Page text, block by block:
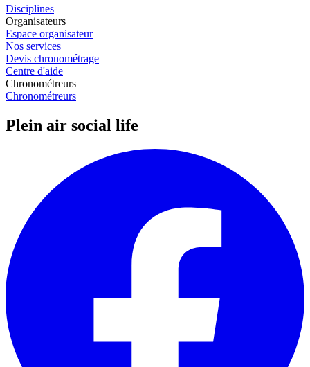
Disciplines
Organisateurs
Espace organisateur
Nos services
Devis chronométrage
Centre d'aide
Chronométreurs
Chronométreurs
Plein air social life